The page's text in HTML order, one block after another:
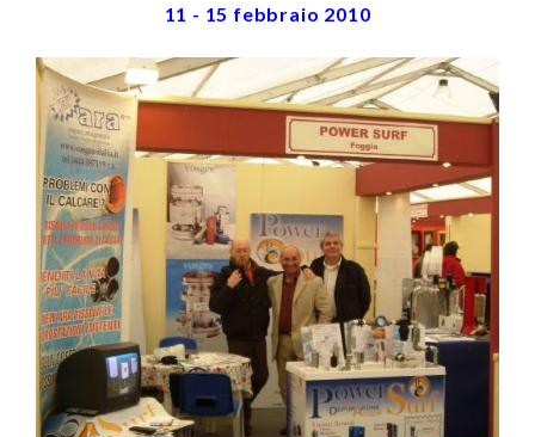
11 - 15 febbraio 2010